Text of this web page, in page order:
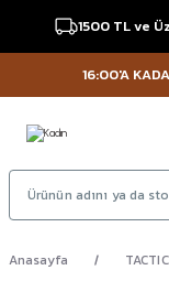
1500 TL ve
16:00'A
Anasayfa